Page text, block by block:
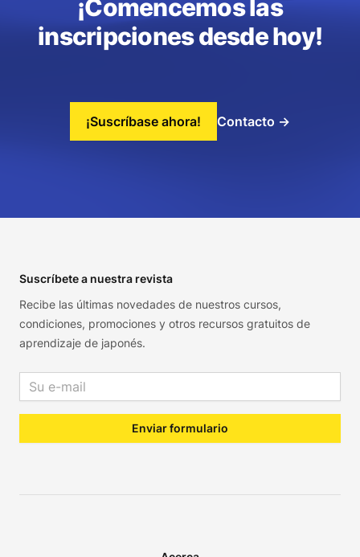
¡Comencemos las
inscripciones desde hoy!
¡Suscríbase ahora! Contacto →
Suscríbete a nuestra revista
Recibe las últimas novedades de nuestros cursos,
condiciones, promociones y otros recursos gratuitos de
aprendizaje de japonés.
Email address
Enviar formulario